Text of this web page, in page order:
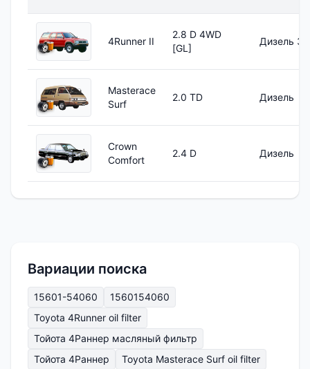
4Runner II
2.8 D 4WD
[GL]
Дизель 3L
Masterace
Surf
2.0 TD Дизель
Crown
Comfort
2.4 D Дизель
Вариации поиска
15601-54060
1560154060
Toyota 4Runner oil filter
Тойота 4Раннер масляный фильтр
Тойота 4Раннер
Toyota Masterace Surf oil filter